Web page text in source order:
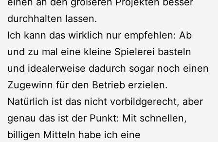
durchhalten lassen.
Ich kann das wirklich nur empfehlen: Ab
und zu mal eine kleine Spielerei basteln
und idealerweise dadurch sogar noch einen
Zugewinn für den Betrieb erzielen.
Natürlich ist das nicht vorbildgerecht, aber
genau das ist der Punkt: Mit schnellen,
billigen Mitteln habe ich eine